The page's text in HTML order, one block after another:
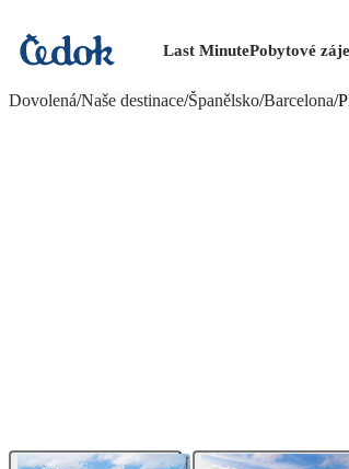
Last MinutePobytové
Dovolená/Naše destinace/Španělsko/Barcelona/